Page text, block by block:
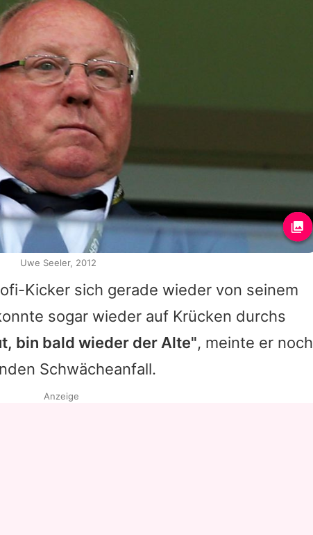
Kicker sich gerade wieder von seinem
sogar wieder auf Krücken durchs
bin bald wieder der Alte", meinte er noch
Schwächeanfall.
Uwe Seeler, 2012
Anzeige